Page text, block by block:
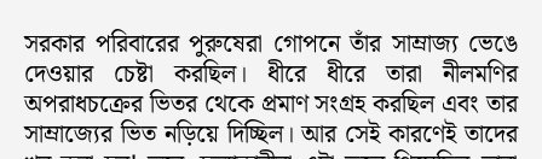
সরকার পরিবারের পুরুষেরা গোপনে তাঁর সাম্রাজ্য ভেঙে
দেওয়ার চেষ্টা করছিল। ধীরে ধীরে তারা নীলমণির
অপরাধচক্রের ভিতর থেকে প্রমাণ সংগ্রহ করছিল এবং তার
সাম্রাজ্যের ভিত নড়িয়ে দিচ্ছিল। আর সেই কারণেই তাদের